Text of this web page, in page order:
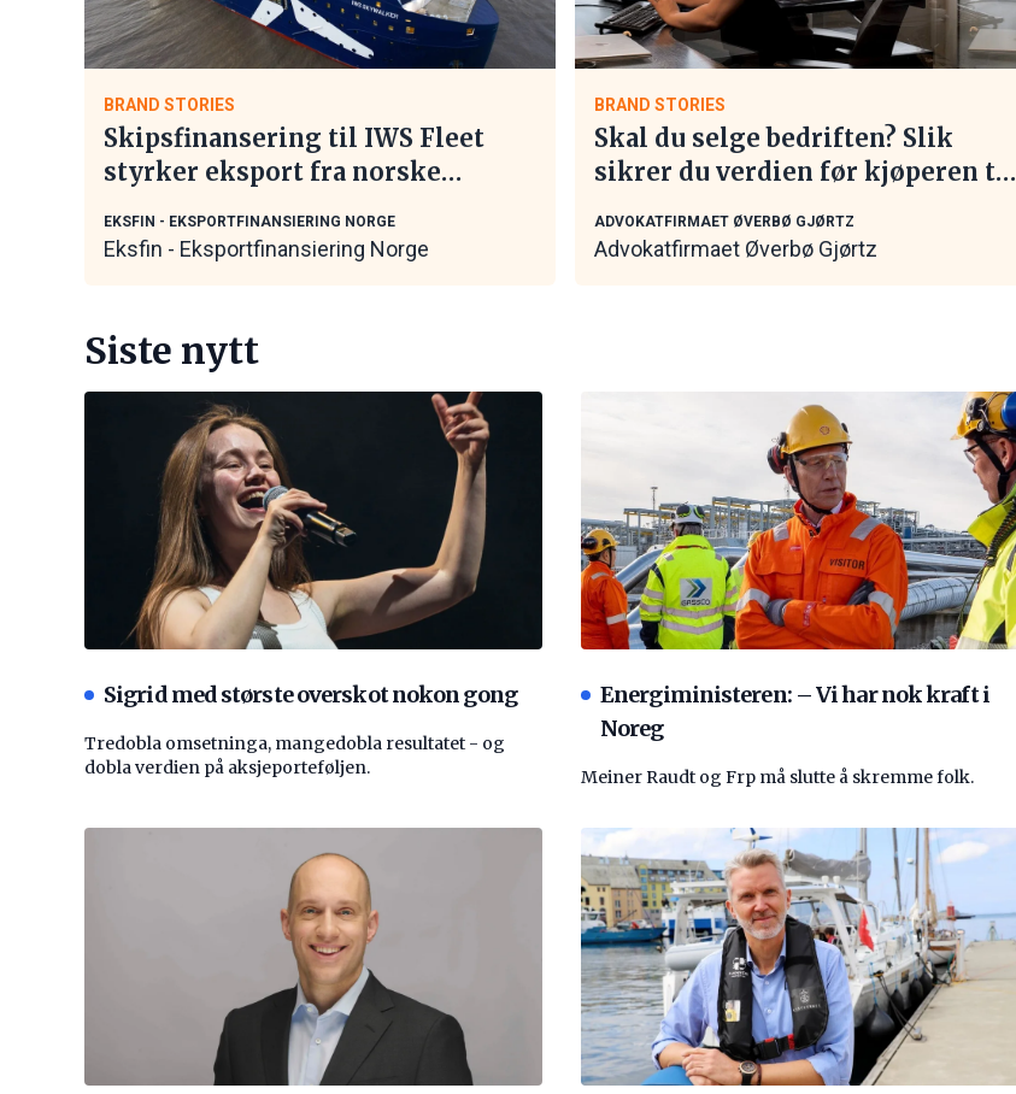
BRAND STORIES
Skipsfinansering til IWS Fleet
styrker eksport fra norske
EKSFIN - EKSPORTFINANSIERING NORGE
Eksfin - Eksportfinansiering Norge
BRAND STORIES
Skal du selge bedriften? Slik
sikrer du verdien før kjøperen tar
ADVOKATFIRMAET ØVERBØ GJØRTZ
Advokatfirmaet Øverbø Gjørtz
Siste nytt
Sigrid med største overskot nokon gong
Tredobla omsetninga, mangedobla resultatet - og
dobla verdien på aksjeporteføljen.
Energiministeren: – Vi har nok kraft i
Noreg
Meiner Raudt og Frp må slutte å skremme folk.